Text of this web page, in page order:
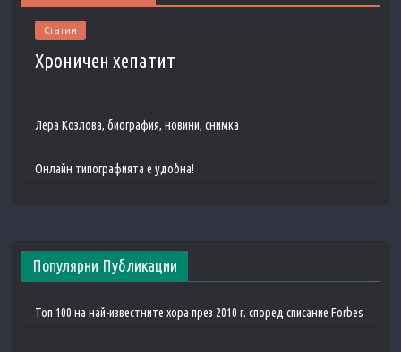
Статии
Хроничен хепатит
Лера Козлова, биография, новини, снимка
Онлайн типографията е удобна!
Популярни Публикации
Топ 100 на най-известните хора през 2010 г. според списание Forbes